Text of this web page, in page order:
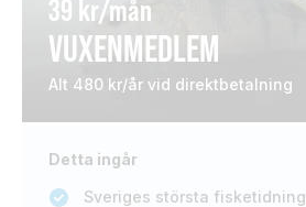
39 kr/mån
VUXENMEDLEM
Alt 480 kr/år vid direktbetalning
Detta ingår
Sveriges största fisketidning